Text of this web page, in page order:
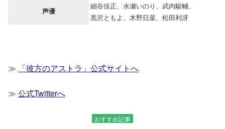
声優
細谷佳正、水瀬いのり、武内駿輔、
黒沢ともよ、木野日菜、松田利冴
≫ 「彼方のアストラ」公式サイトへ
≫ 公式Twitterへ
おすすめ記事